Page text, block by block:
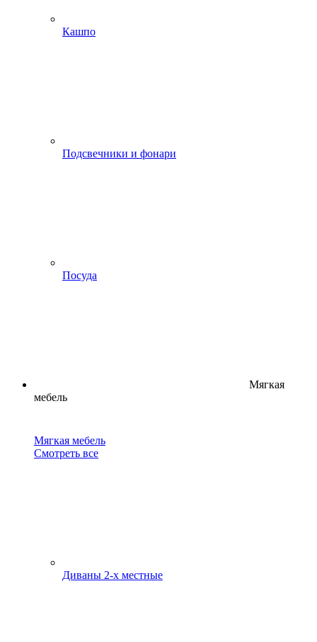
Кашпо
Подсвечники и фонари
Посуда
Мягкая
мебель
Мягкая мебель
Смотреть все
Диваны 2-х местные